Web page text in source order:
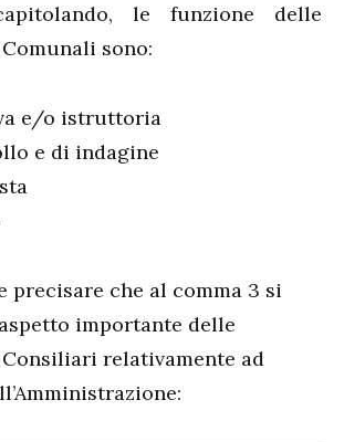
le funzione delle
sono:
e/o istruttoria
e di indagine
precisare che al comma 3 si
importante delle
relativamente ad